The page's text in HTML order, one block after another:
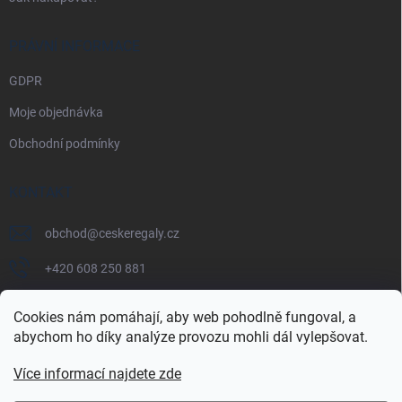
Cookies nám pomáhají, aby web pohodlně fungoval, a
abychom ho díky analýze provozu mohli dál vylepšovat.
Více informací najdete zde
PRÁVNÍ INFORMACE
GDPR
Moje objednávka
Obchodní podmínky
KONTAKT
obchod@ceskeregaly.cz
+420 608 250 881